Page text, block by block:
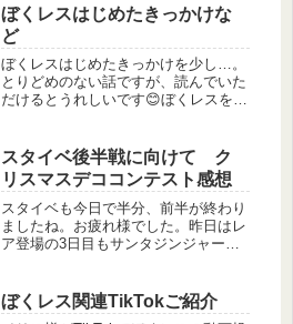
のではないでしょうか…。小さくお知
らせで来たので、危うく見逃すところ
でし...
ぼくレスはじめたきっかけな
ど
ぼくレスはじめたきっかけを少し…。
とりどめのない話ですが、読んでいた
だけるとうれしいです😊ぼくレスをは
始められるし、デコが好みだったの
で、とりあえず始めてみました。最初
は体...
スタイベ後半戦に向けて ク
リスマスデココンテスト感想
スタイベも今日で半分、前半が終わり
ましたね。お疲れ様でした。昨日はレ
ア登場の3日目もサンタジンジャーが
サンタジンジャーがたくさん出てます
ね💦Rスタッフの依頼が探しにくくて
ぼくレス関連TikTokご紹介